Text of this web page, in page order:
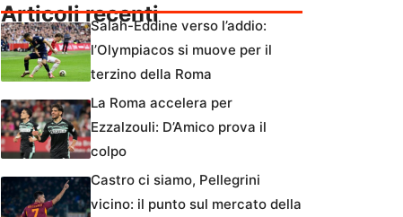
Articoli recentiSalah-Eddine verso l’addio:
l’Olympiacos si muove per il
terzino della Roma
La Roma accelera per
Ezzalzouli: D’Amico prova il
colpo
Castro ci siamo, Pellegrini
vicino: il punto sul mercato della